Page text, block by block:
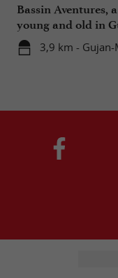
Bassin Aventures,
young and old in
3,9 km - Gujan-